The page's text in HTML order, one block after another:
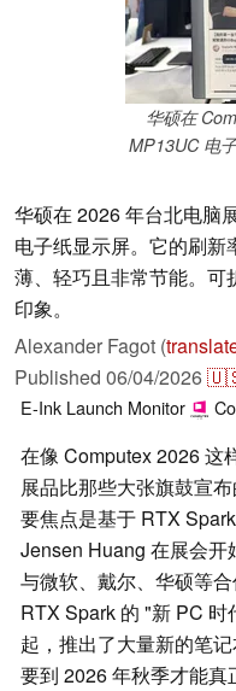
华硕在
MP13UC 电
华硕在 2026 年台北电脑
电子纸显示屏。它的刷新
薄、轻巧且非常节能。可
印象。
Alexander Fagot (
Published 06/04/2026
E-Ink Launch Monitor
在像 Computex 2026 这
展品比那些大张旗鼓宣
要焦点是基于 RTX
Jensen Huang 在展会
与微软、戴尔、华硕等
RTX Spark 的 "新 PC 时
起，推出了大量新的笔
要到 2026 年秋季才能